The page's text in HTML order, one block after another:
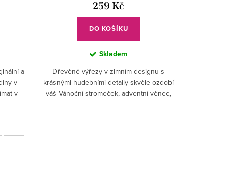
a
v
v
259 Kč
DO KOŠÍKU
Skladem
Dřevěné výřezy v zimním designu s
krásnými hudebními detaily skvěle ozdobí
váš Vánoční stromeček, adventní věnec,